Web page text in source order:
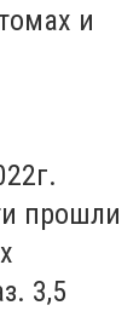
и
прошли
3,5